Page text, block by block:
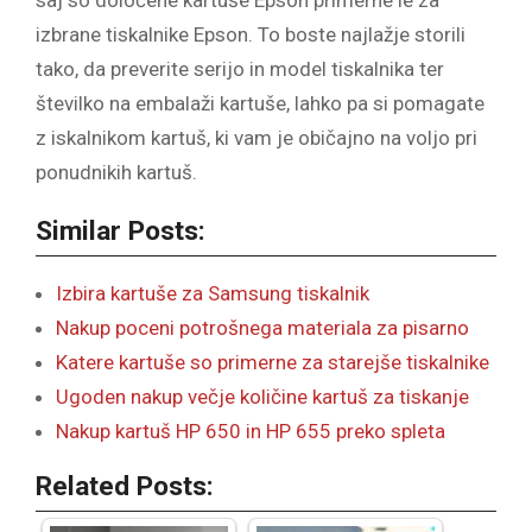
izbrane tiskalnike Epson. To boste najlažje storili
tako, da preverite serijo in model tiskalnika ter
številko na embalaži kartuše, lahko pa si pomagate
z iskalnikom kartuš, ki vam je običajno na voljo pri
ponudnikih kartuš.
Similar Posts:
Izbira kartuše za Samsung tiskalnik
Nakup poceni potrošnega materiala za pisarno
Katere kartuše so primerne za starejše tiskalnike
Ugoden nakup večje količine kartuš za tiskanje
Nakup kartuš HP 650 in HP 655 preko spleta
Related Posts: